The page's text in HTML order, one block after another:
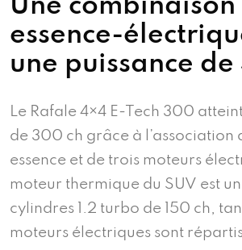
Une combinaison
essence-
une puissance
Le Rafale 4×4 E-Tech 300
de 300 ch grâce à l’association
essence et de trois moteurs
moteur thermique du SUV est
cylindres 1.2 turbo de 150 ch,
moteurs électriques sont